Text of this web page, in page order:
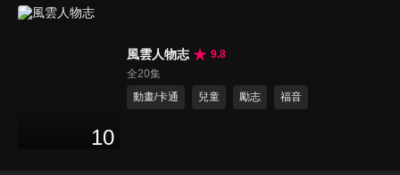
10
風雲人物志
9.8
全20集
動畫/卡通
兒童 勵志 福音